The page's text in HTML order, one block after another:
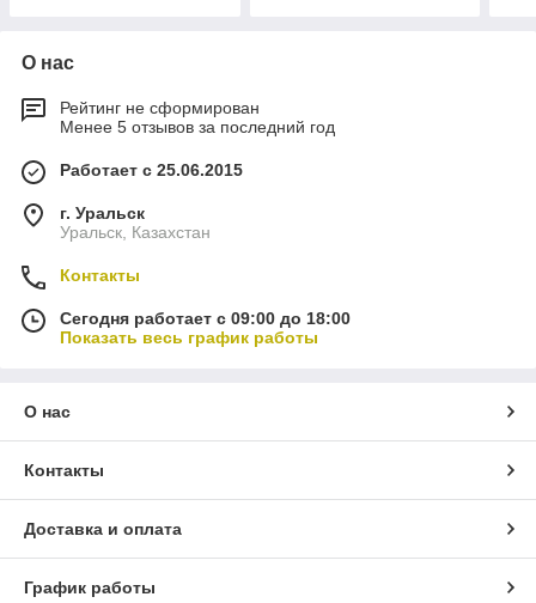
О нас
Рейтинг не сформирован
Менее 5 отзывов за последний год
Работает с 25.06.2015
г. Уральск
Уральск, Казахстан
Контакты
Сегодня работает с 09:00 до 18:00
Показать весь график работы
О нас
Контакты
Доставка и оплата
График работы